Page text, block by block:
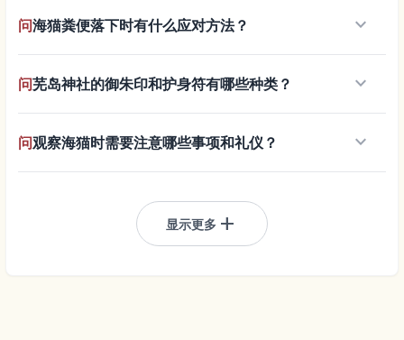
问海猫粪便落下时有什么应对方法？ keyboard_arrow_down
问芜岛神社的御朱印和护身符有哪些种类？ keyboard_arrow_down
问观察海猫时需要注意哪些事项和礼仪？ keyboard_arrow_down
显示更多 add